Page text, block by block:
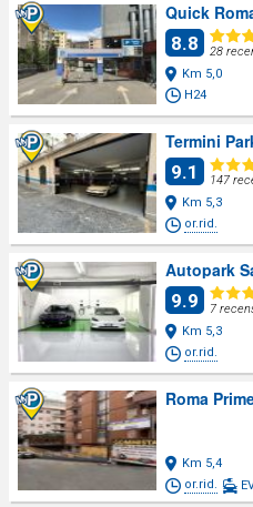
Quick
8.8
28
Km 5,0
H24
Termini
9.1
147
Km 5,3
or.rid.
Autopark
9.9
7
Km 5,3
or.rid.
Roma
Km 5,4
or.rid.